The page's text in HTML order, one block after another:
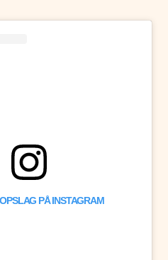
PÅ INSTAGRAM